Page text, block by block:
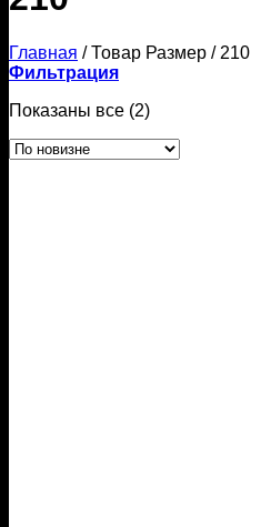
Главная /Товар Размер /210
Фильтрация
Показаны все (2)Сортировка:
недавние